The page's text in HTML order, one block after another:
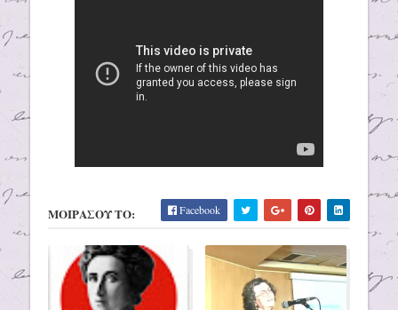
ΜΟΙΡΑΣΟΥ ΤΟ: Facebook